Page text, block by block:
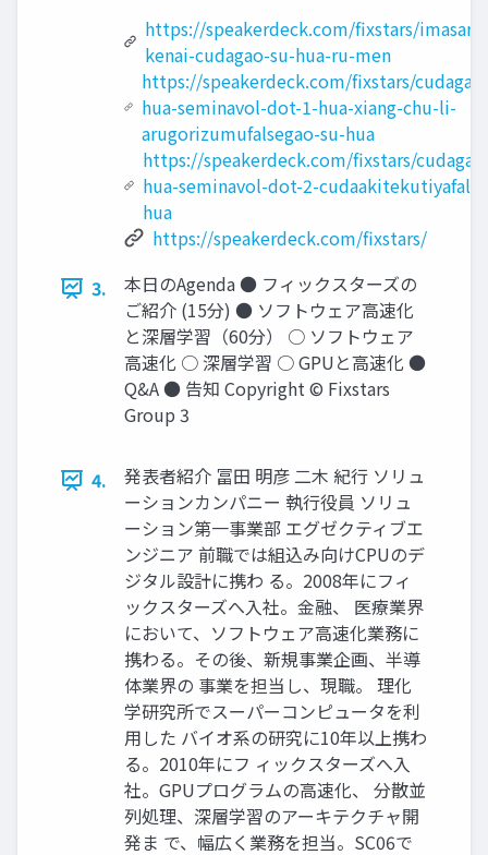
https://speakerdeck.com/fixstars/
kenai-cudagao-su-hua-ru-men
https://speakerdeck.com/fixstars/
hua-seminavol-dot-1-hua-xiang-chu-li-
arugorizumufalsegao-su-hua
https://speakerdeck.com/fixstars/
hua-seminavol-dot-2-
hua
https://speakerdeck.com/fixstars/
3.
本日のAgenda ● フィックスターズの
ご紹介 (15分) ● ソフトウェア高速化
と深層学習（60分） ○ ソフトウェア
高速化 ○ 深層学習 ○ GPUと高速化 ●
Q&A ● 告知 Copyright © Fixstars
Group 3
4.
発表者紹介 冨田 明彦 二木 紀行 ソリュ
ーションカンパニー 執行役員 ソリュ
ーション第一事業部 エグゼクティブエ
ンジニア 前職では組込み向けCPUのデ
ジタル設計に携わ る。2008年にフィ
ックスターズへ入社。金融、 医療業界
において、ソフトウェア高速化業務に
携わる。その後、新規事業企画、半導
体業界の 事業を担当し、現職。 理化
学研究所でスーパーコンピュータを利
用した バイオ系の研究に10年以上携わ
る。2010年にフ ィックスターズへ入
社。GPUプログラムの高速化、 分散並
列処理、深層学習のアーキテクチャ開
発ま で、幅広く業務を担当。SC06で